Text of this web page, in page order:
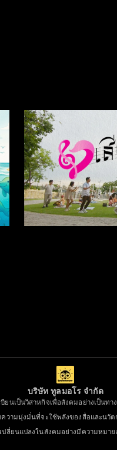
รายการ “
บริษัท ทูลมอโร จำกัด
บียนเป็นวิสาหกิจเพื่อสังคมอย่างเป็นทา
ความมุ่งมั่นที่จะใช้พลังของสื่อและนวัต
ปลี่ยนแปลงในสังคมอย่างมีความหมาย